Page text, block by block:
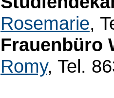
Rosemarie,
Frauenbüro
Romy, Tel.